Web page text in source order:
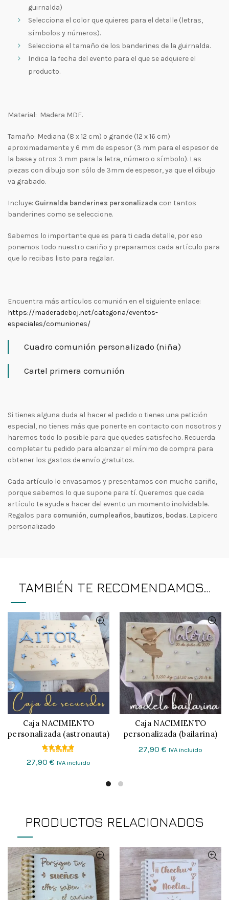
guirnalda)
Selecciona el color que quieres para el detalle (letras,
símbolos y números).
Selecciona el tamaño de los banderines de la guirnalda.
Indica la fecha del evento para el que se adquiere el
producto.
Material: Madera MDF.
Tamaño: Mediana (8 x 12 cm) o grande (12 x 16 cm)
aproximadamente y 6 mm de espesor (3 mm para el espesor de
la base y otros 3 mm para la letra, número o símbolo). Las
piezas con dibujo son sólo de 3mm de espesor, ya que el dibujo
va grabado.
Incluye: Guirnalda banderines personalizada con tantos
banderines como se seleccione.
Sabemos lo importante que es para ti cada detalle, por eso
ponemos todo nuestro cariño y preparamos cada artículo para
que lo recibas listo para regalar.
Encuentra más artículos comunión en el siguiente enlace:
https://maderadeboj.net/categoria/eventos-
especiales/comuniones/
Cuadro comunión personalizado (niña)
Cartel primera comunión
Si tienes alguna duda al hacer el pedido o tienes una petición
especial, no tienes más que ponerte en contacto con nosotros y
haremos todo lo posible para que quedes satisfecho. Recuerda
completar tu pedido para alcanzar el mínimo de compra para
obtener los gastos de envío gratuitos.
Cada artículo lo envasamos y presentamos con mucho cariño,
porque sabemos lo que supone para tí. Queremos que cada
artículo te ayude a hacer del evento un momento inolvidable.
Regalos para comunión, cumpleaños, bautizos, bodas. Lapicero
personalizado
TAMBIÉN TE RECOMENDAMOS…
CONFIGURAR
Caja NACIMIENTO
personalizada (astronauta)
2 reseñas
27,90 € IVA incluido
CONFIGURAR
Caja NACIMIENTO
personalizada (bailarina)
27,90 € IVA incluido
PRODUCTOS RELACIONADOS